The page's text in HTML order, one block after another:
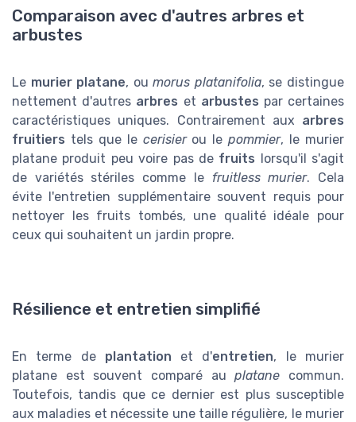
Comparaison avec d'autres arbres et
arbustes
Le murier platane, oumorus platanifolia, se distingue
nettement d'autres arbres et arbustes par certaines
caractéristiques uniques. Contrairement aux arbres
fruitiers tels que le cerisierou lepommier, le murier
platane produit peu voire pas de fruits lorsqu'il s'agit
de variétés stériles comme le fruitless murier. Cela
évite l'entretien supplémentaire souvent requis pour
nettoyer les fruits tombés, une qualité idéale pour
ceux qui souhaitent un jardin propre.
Résilience et entretien simplifié
En terme de plantation et d'entretien, le murier
platane est souvent comparé auplatane commun.
Toutefois, tandis que ce dernier est plus susceptible
aux maladies et nécessite une taille régulière, le murier